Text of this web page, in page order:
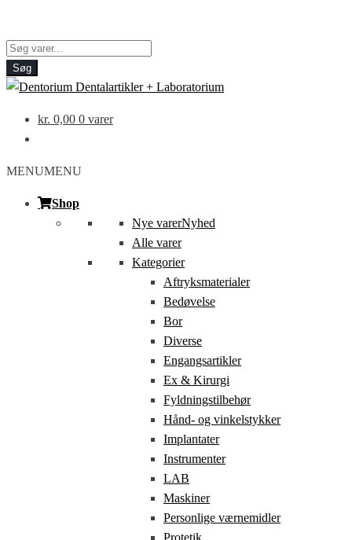
Products
search
Søg
kr. 0,00 0 varer
MENUMENU
Shop
Nye varerNyhed
Alle varer
Kategorier
Aftryksmaterialer
Bedøvelse
Bor
Diverse
Engangsartikler
Ex & Kirurgi
Fyldningstilbehør
Hånd- og vinkelstykker
Implantater
Instrumenter
LAB
Maskiner
Personlige værnemidler
Protetik